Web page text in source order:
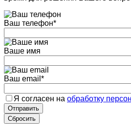
Ваш телефон*
Ваше имя
Ваш email *
Я согласен на обработку